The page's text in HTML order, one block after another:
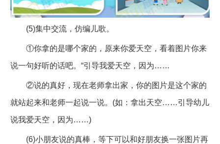
(5)集中交流，仿编儿歌。
①你拿的是哪个家的，原来你爱天空，看着图片你来
说一句好听的话吧。“引导我爱天空，因为……
②说的真好，现在老师拿出家，你的图片是这个家的
就站起来和老师一起说一说。(如：拿出天空……引导幼儿
说我爱天空，因为……)
(6)小朋友说的真棒，等下可以和好朋友换一张图片再